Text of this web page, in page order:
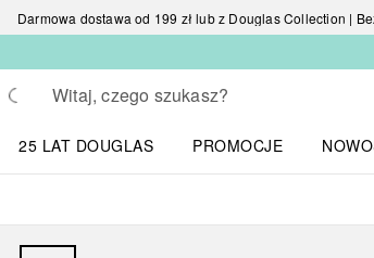
Darmowa dostawa od 199 zł lub z Douglas Collection |
Wracać
Wykonaj wyszukiwanie
25 LAT DOUGLAS
PROMOCJE